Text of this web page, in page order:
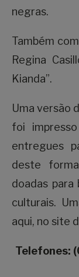
negras.
Também
Regina
Kianda”.
Uma versão
foi
entregues
deste
doadas
culturais.
aqui, no site
Telefones: